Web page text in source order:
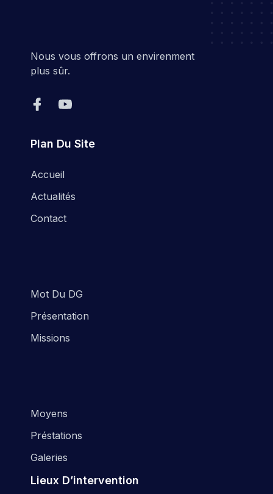
Nous vous offrons un envirenment
plus sûr.
Plan Du Site
Accueil
Actualités
Contact
Mot Du DG
Présentation
Missions
Moyens
Préstations
Galeries
Lieux D’intervention